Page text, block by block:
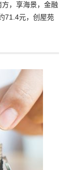
，享海景，金融
71.4元，创屋苑